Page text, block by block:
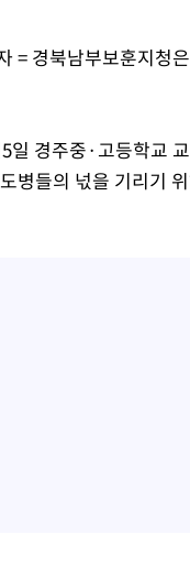
' 무더위, 열대야 계속[다음
…쇄신의 기회로 삼겠다"
회 "실망과 걱정 안겨드려
나스닥 1.3%↑
= 경북남부보훈지청
일 경주중·고등학교
병들의 넋을 기리기